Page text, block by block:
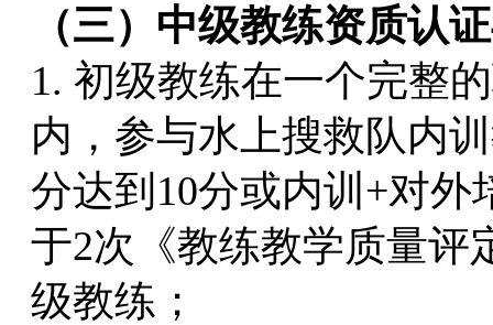
（三）中级教练资质认
1. 初级教练在一个完整
内，参与水上搜救队内
分达到10分或内训+对
于2次《教练教学质量评
级教练；